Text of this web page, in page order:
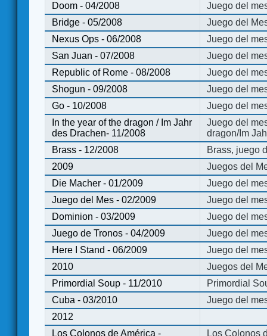
Doom - 04/2008
Juego del
Bridge - 05/2008
Juego del
Nexus Ops - 06/2008
Juego del
San Juan - 07/2008
Juego del
Republic of Rome - 08/2008
Juego del
Shogun - 09/2008
Juego del
Go - 10/2008
Juego del
In the year of the dragon / Im Jahr
des Drachen- 11/2008
Juego del
dragon/Im
Brass - 12/2008
Brass, juego
2009
Juegos del
Die Macher - 01/2009
Juego del
Juego del Mes - 02/2009
Juego del
Dominion - 03/2009
Juego del
Juego de Tronos - 04/2009
Juego del
Here I Stand - 06/2009
Juego del
2010
Juegos del
Primordial Soup - 11/2010
Primordial
Cuba - 03/2010
Juego del
2012
Los Colonos de América -
Los Colonos